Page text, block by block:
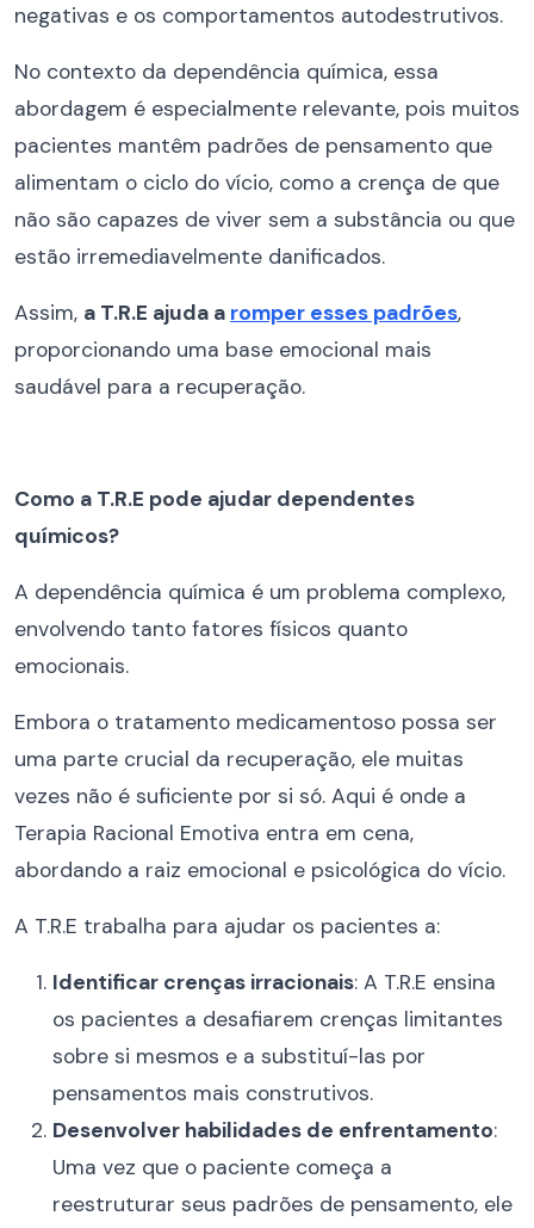
negativas e os comportamentos autodestrutivos.
No contexto da dependência química, essa
abordagem é especialmente relevante, pois muitos
pacientes mantêm padrões de pensamento que
alimentam o ciclo do vício, como a crença de que
não são capazes de viver sem a substância ou que
estão irremediavelmente danificados.
Assim, a T.R.E ajuda a romper esses padrões,
proporcionando uma base emocional mais
saudável para a recuperação.
Como a T.R.E pode ajudar dependentes
químicos?
A dependência química é um problema complexo,
envolvendo tanto fatores físicos quanto
emocionais.
Embora o tratamento medicamentoso possa ser
uma parte crucial da recuperação, ele muitas
vezes não é suficiente por si só. Aqui é onde a
Terapia Racional Emotiva entra em cena,
abordando a raiz emocional e psicológica do vício.
A T.R.E trabalha para ajudar os pacientes a:
Identificar crenças irracionais: A T.R.E ensina
os pacientes a desafiarem crenças limitantes
sobre si mesmos e a substituí-las por
pensamentos mais construtivos.
Desenvolver habilidades de enfrentamento:
Uma vez que o paciente começa a
reestruturar seus padrões de pensamento, ele